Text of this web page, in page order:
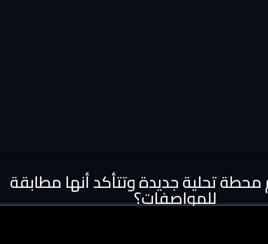
تحلية جديدة وتتأكد أنها مطابقة
للمواصفات؟